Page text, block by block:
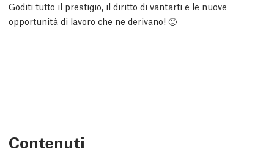
Goditi tutto il prestigio, il diritto di vantarti e le nuove
opportunità di lavoro che ne derivano! 🙂
Contenuti